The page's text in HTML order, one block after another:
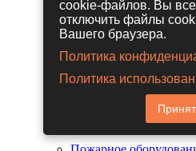
Другие
Заклепочники
Наборы
Пистолеты
Расходные
Шланги для
Шлифовальные
cookie-файлов. Вы
отключить файлы
Вашего браузера.
Политика
Политика